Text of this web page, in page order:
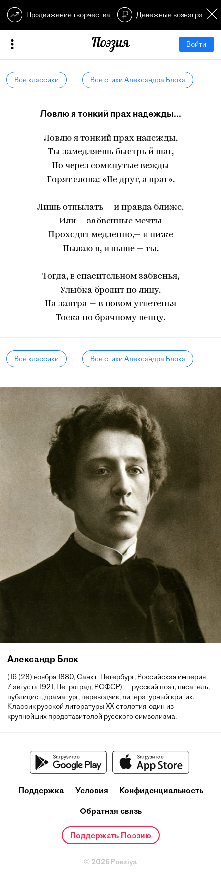
Продвижение творчества Денежные
Войти
Все классики Все стихи Александра Блока
Ловлю я тонкий прах надежды...
Ловлю я тонкий прах надежды,
Ты замедляешь быстрый шаг,
Но через сомкнутые вежды
Горят слова: «Не друг, а враг».
Лишь отпылать — и правда ближе.
Или — забвенные мечты
Проходят медленно,— и ниже
Пылаю я, и выше — ты.
Тогда, в спасительном забвенья,
Улыбка бродит по лицу.
На завтра — в новом угнетенья
Тоска по брачному венцу.
Все классики Все стихи Александра Блока
Александр Блок
(16 (28) ноября 1880, Санкт-Петербург, Российская империя —
7 августа 1921, Петроград, РСФСР) — русский поэт, писатель,
публицист, драматург, переводчик, литературный критик.
Классик русской литературы XX столетия, один из
крупнейших представителей русского символизма.
Поддержка Условия Конфиденциальность
Обратная связь
Поддержать Поэзию
© 2026 Poeziya